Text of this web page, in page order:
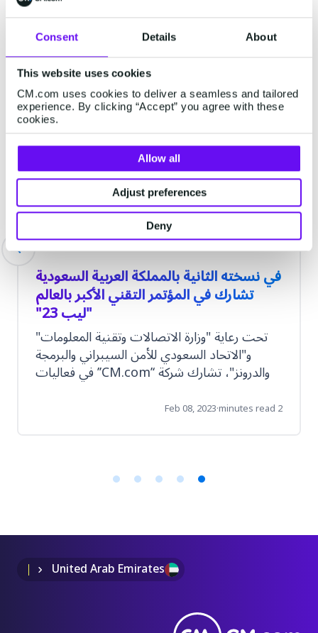
Consent Details About
This website uses cookies
CM.com uses cookies to deliver a seamless and tailored
experience. By clicking “Accept” you agree with these
cookies.
Allow all
Adjust preferences
Deny
أحدث المقالات
VOICE
في نسخته الثانية بالمملكة العربية السعودية
تشارك في المؤتمر التقني الأكبر بالعالم
"ليب 23"
تحت رعاية "وزارة الاتصالات وتقنية المعلومات"
و"الاتحاد السعودي للأمن السيبراني والبرمجة
والدرونز"، تشارك شركة ‘’CM.com’’ في فعاليات
النسخة الثانية من المؤتمر العالمي "ليب 23"،
2 minutes read
·
Feb 08, 2023
of
United Arab Emirates